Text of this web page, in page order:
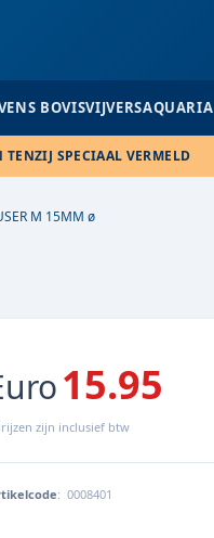
BOVISVIJVERSAQUARIA
TENZIJ SPECIAAL VERMELD
M 15MM ø
15.95
zijn inclusief btw
: 0008401